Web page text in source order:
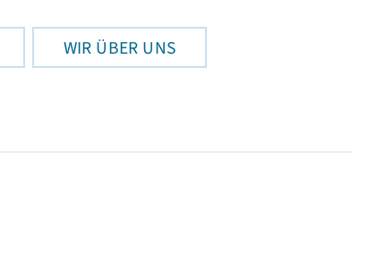
WIR ÜBER UNS